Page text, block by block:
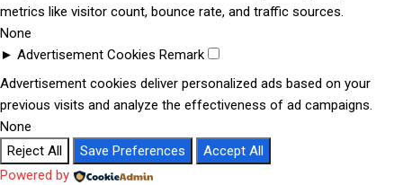
metrics like visitor count, bounce rate, and traffic sources.
None
► Advertisement Cookies Remark
Advertisement cookies deliver personalized ads based on your
previous visits and analyze the effectiveness of ad campaigns.
None
Reject All
Save Preferences
Accept All
Powered by